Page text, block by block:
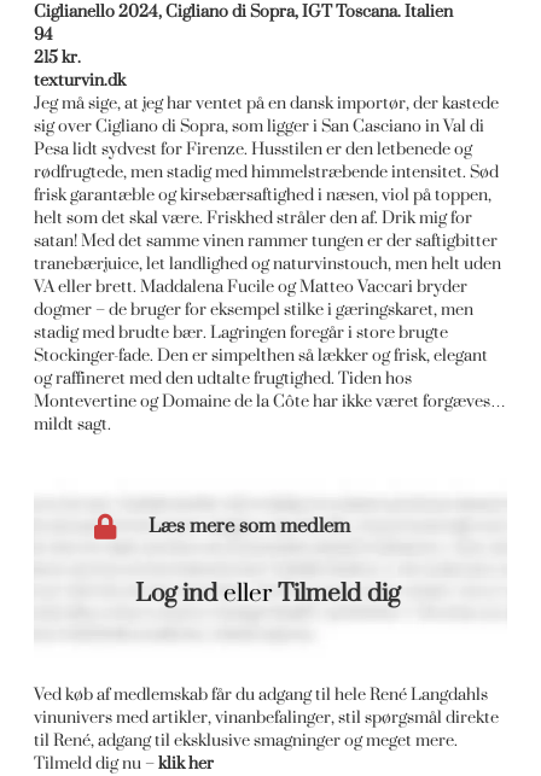
Ciglianello 2024, Cigliano di Sopra, IGT Toscana. Italien
94
215 kr.
texturvin.dk
Jeg må sige, at jeg har ventet på en dansk importør, der kastede
sig over Cigliano di Sopra, som ligger i San Casciano in Val di
Pesa lidt sydvest for Firenze. Husstilen er den letbenede og
rødfrugtede, men stadig med himmelstræbende intensitet. Sød
frisk garantæble og kirsebærsaftighed i næsen, viol på toppen,
helt som det skal være. Friskhed stråler den af. Drik mig for
satan! Med det samme vinen rammer tungen er der saftigbitter
tranebærjuice, let landlighed og naturvinstouch, men helt uden
VA eller brett. Maddalena Fucile og Matteo Vaccari bryder
dogmer – de bruger for eksempel stilke i gæringskaret, men
stadig med brudte bær. Lagringen foregår i store brugte
Stockinger-fade. Den er simpelthen så lækker og frisk, elegant
og raffineret med den udtalte frugtighed. Tiden hos
Montevertine og Domaine de la Côte har ikke været forgæves…
mildt sagt.
Læs mere som medlem
Log indellerTilmeld dig
Ved køb af medlemskab får du adgang til hele René Langdahls
vinunivers med artikler, vinanbefalinger, stil spørgsmål direkte
til René, adgang til eksklusive smagninger og meget mere.
Tilmeld dig nu –klik her